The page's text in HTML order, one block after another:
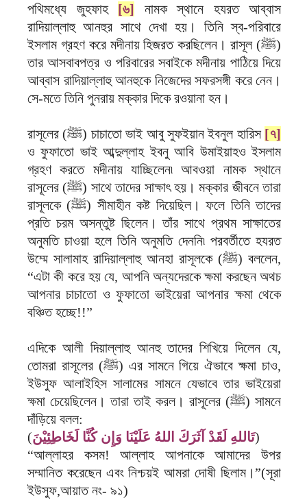
পথিমধ্যে জুহফাহ [৬] নামক স্থানে হযরত আব্বাস
রাদিয়াল্লাহু আনহুর সাথে দেখা হয়। তিনি স্ব-পরিবারে
ইসলাম গ্রহণ করে মদীনায় হিজরত করছিলেন। রাসূল (ﷺ)
তার আসবাবপত্র ও পরিবারের সবাইকে মদীনায় পাঠিয়ে দিয়ে
আব্বাস রাদিয়াল্লাহু আনহুকে নিজেদের সফরসঙ্গী করে নেন।
সে-মতে তিনি পুনরায় মক্কার দিকে রওয়ানা হন।
রাসূলের (ﷺ) চাচাতো ভাই আবু সুফইয়ান ইবনুল হারিস [৭]
ও ফুফাতো ভাই আব্দুল্লাহ ইবনু আবি উমাইয়াহও ইসলাম
গ্রহণ করতে মদীনায় যাচ্ছিলেন৷ আবওয়া নামক স্থানে
রাসূলের (ﷺ) সাথে তাদের সাক্ষাৎ হয়। মক্কার জীবনে তারা
রাসূলকে (ﷺ) সীমাহীন কষ্ট দিয়েছিল। ফলে তিনি তাদের
প্রতি চরম অসন্তুষ্ট ছিলেন। তাঁর সাথে প্রথম সাক্ষাতের
অনুমতি চাওয়া হলে তিনি অনুমতি দেননি৷ পরবর্তীতে হযরত
উম্মে সালামাহ রাদিয়াল্লাহু আনহা রাসূলকে (ﷺ) বললেন,
“এটা কী করে হয় যে, আপনি অন্যদেরকে ক্ষমা করছেন অথচ
আপনার চাচাতো ও ফুফাতো ভাইয়েরা আপনার ক্ষমা থেকে
বঞ্চিত হচ্ছে!!”
এদিকে আলী দিয়াল্লাহু আনহু তাদের শিখিয়ে দিলেন যে,
তোমরা রাসূলের (ﷺ) এর সামনে গিয়ে ঐভাবে ক্ষমা চাও,
ইউসুফ আলাইহিস সালামের সামনে যেভাবে তার ভাইয়েরা
ক্ষমা চেয়েছিলেন। তারা তাই করল। রাসূলের (ﷺ) সামনে
দাঁড়িয়ে বলল:
‏(‏تَاللهِ لَقَدْ آثَرَكَ اللهُ عَلَيْنَا وَإِن كُنَّا لَخَاطِئِيْنَ‏)‏
“আল্লাহর কসম! আল্লাহ আপনাকে আমাদের উপর
সম্মানিত করেছেন এবং নিশ্চয়ই আমরা দোষী ছিলাম।”(সূরা
ইউসুফ,আয়াত নং- ৯১)